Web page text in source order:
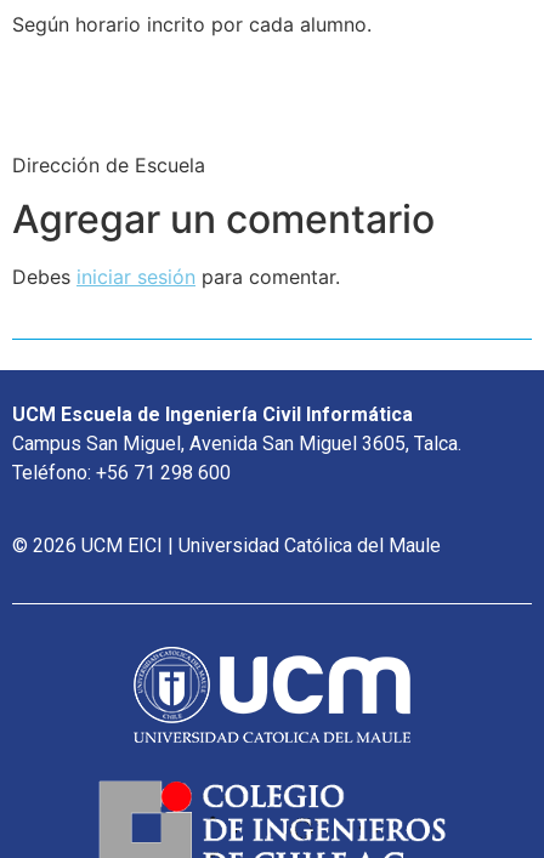
Según horario incrito por cada alumno.
Dirección de Escuela
Agregar un comentario
Debes iniciar sesión para comentar.
UCM Escuela de Ingeniería Civil Informática
Campus San Miguel, Avenida San Miguel 3605, Talca.
Teléfono: +56 71 298 600
© 2026 UCM EICI | Universidad Católica del Maule